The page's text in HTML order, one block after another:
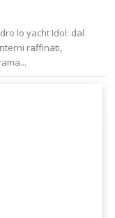
lo yacht Idol: dal
raffinati,